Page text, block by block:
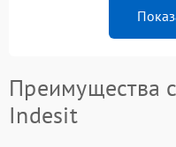
Преимущества
Indesit